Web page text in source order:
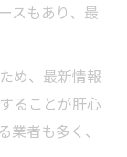
スもあり、最
め、最新情報
ることが肝心
者も多く、